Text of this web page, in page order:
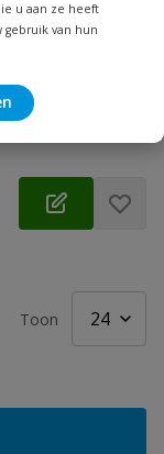
u aan ze heeft
gebruik van hun
van
Toon